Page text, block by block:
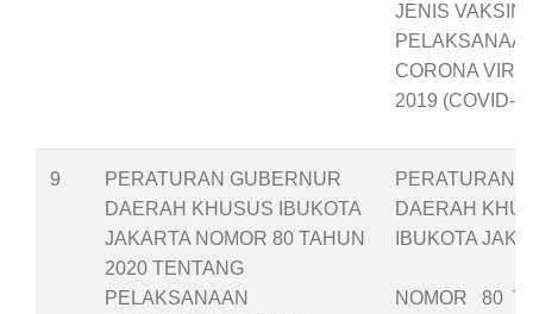
JENIS VAKSIN
CORONA
2019 (COVID-
9
PERATURAN GUBERNUR
DAERAH KHUSUS IBUKOTA
JAKARTA NOMOR 80 TAHUN
2020 TENTANG
PELAKSANAAN
PERATURAN
DAERAH
IBUKOTA
NOMOR 80